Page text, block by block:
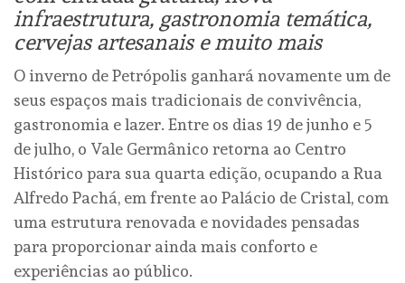
infraestrutura, gastronomia temática,
cervejas artesanais e muito mais
O inverno de Petrópolis ganhará novamente um de
seus espaços mais tradicionais de convivência,
gastronomia e lazer. Entre os dias 19 de junho e 5
de julho, o Vale Germânico retorna ao Centro
Histórico para sua quarta edição, ocupando a Rua
Alfredo Pachá, em frente ao Palácio de Cristal, com
uma estrutura renovada e novidades pensadas
para proporcionar ainda mais conforto e
experiências ao público.